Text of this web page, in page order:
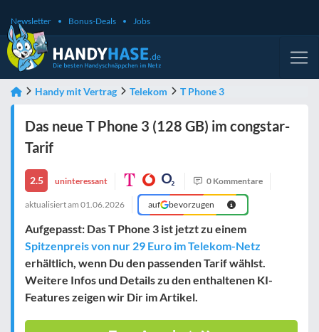
Newsletter Bonus-Deals Jobs
Handy mit Vertrag Telekom T Phone 3
Das neue T Phone 3 (128 GB) im congstar-
Tarif
2.5 uninteressant 0 Kommentare
aktualisiert am 01.06.2026 auf bevorzugen
Aufgepasst: Das T Phone 3 ist jetzt zu einem
Spitzenpreis von nur 29 Euro im Telekom-Netz
erhältlich, wenn Du den passenden Tarif wählst.
Weitere Infos und Details zu den enthaltenen KI-
Features zeigen wir Dir im Artikel.